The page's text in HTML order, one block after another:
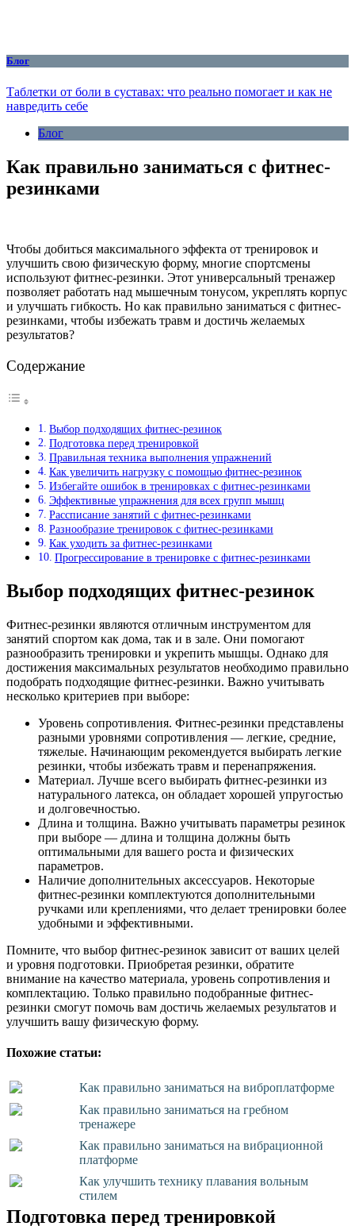
Блог
Таблетки от боли в суставах: что реально помогает и как не
навредить себе
Блог
Как правильно заниматься с фитнес-
резинками
Чтобы добиться максимального эффекта от тренировок и
улучшить свою физическую форму, многие спортсмены
используют фитнес-резинки. Этот универсальный тренажер
позволяет работать над мышечным тонусом, укреплять корпус
и улучшать гибкость. Но как правильно заниматься с фитнес-
резинками, чтобы избежать травм и достичь желаемых
результатов?
Содержание
Выбор подходящих фитнес-резинок
Подготовка перед тренировкой
Правильная техника выполнения упражнений
Как увеличить нагрузку с помощью фитнес-резинок
Избегайте ошибок в тренировках с фитнес-резинками
Эффективные упражнения для всех групп мышц
Рассписание занятий с фитнес-резинками
Разнообразие тренировок с фитнес-резинками
Как уходить за фитнес-резинками
Прогрессирование в тренировке с фитнес-резинками
Выбор подходящих фитнес-резинок
Фитнес-резинки являются отличным инструментом для
занятий спортом как дома, так и в зале. Они помогают
разнообразить тренировки и укрепить мышцы. Однако для
достижения максимальных результатов необходимо правильно
подобрать подходящие фитнес-резинки. Важно учитывать
несколько критериев при выборе:
Уровень сопротивления. Фитнес-резинки представлены
разными уровнями сопротивления — легкие, средние,
тяжелые. Начинающим рекомендуется выбирать легкие
резинки, чтобы избежать травм и перенапряжения.
Материал. Лучше всего выбирать фитнес-резинки из
натурального латекса, он обладает хорошей упругостью
и долговечностью.
Длина и толщина. Важно учитывать параметры резинок
при выборе — длина и толщина должны быть
оптимальными для вашего роста и физических
параметров.
Наличие дополнительных аксессуаров. Некоторые
фитнес-резинки комплектуются дополнительными
ручками или креплениями, что делает тренировки более
удобными и эффективными.
Помните, что выбор фитнес-резинок зависит от ваших целей
и уровня подготовки. Приобретая резинки, обратите
внимание на качество материала, уровень сопротивления и
комплектацию. Только правильно подобранные фитнес-
резинки смогут помочь вам достичь желаемых результатов и
улучшить вашу физическую форму.
Похожие статьи:
Как правильно заниматься на виброплатформе
Как правильно заниматься на гребном
тренажере
Как правильно заниматься на вибрационной
платформе
Как улучшить технику плавания вольным
стилем
Подготовка перед тренировкой